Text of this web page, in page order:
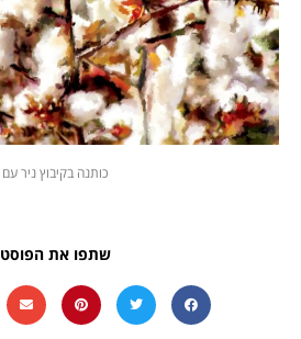
כותנה בקיבוץ ניר עם
שתפו את הפוסט